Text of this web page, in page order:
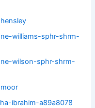
williams-sphr-shrm-
wilson-sphr-shrm-
ibrahim-a89a8078